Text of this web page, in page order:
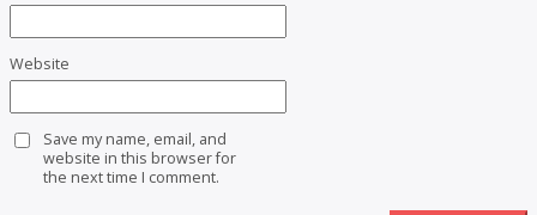
Website
Save my name, email, and
website in this browser for
the next time I comment.